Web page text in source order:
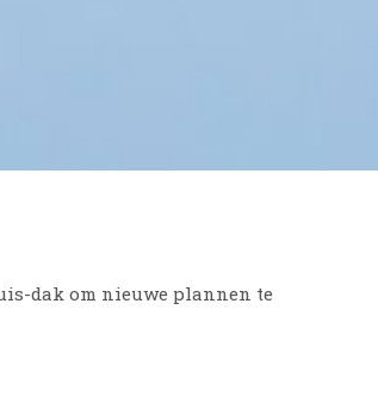
dak om nieuwe plannen te